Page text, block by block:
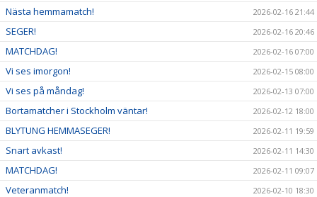
Nästa hemmamatch! 2026-02-16 21:44
SEGER! 2026-02-16 20:46
MATCHDAG! 2026-02-16 07:00
Vi ses imorgon! 2026-02-15 08:00
Vi ses på måndag! 2026-02-13 07:00
Bortamatcher i Stockholm väntar! 2026-02-12 18:00
BLYTUNG HEMMASEGER! 2026-02-11 19:59
Snart avkast! 2026-02-11 14:30
MATCHDAG! 2026-02-11 09:07
Veteranmatch! 2026-02-10 18:30